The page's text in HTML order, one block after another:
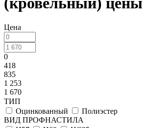
Цена
0
418
835
1 253
1 670
ТИП
Оцинкованный
Полиэстер
ВИД ПРОФНАСТИЛА